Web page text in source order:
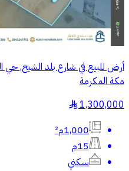
أرض للبيع في شارع بلد الشيخ, حي
مكة المكرمة
1,300,000
§
1,000م²
15م
سكني